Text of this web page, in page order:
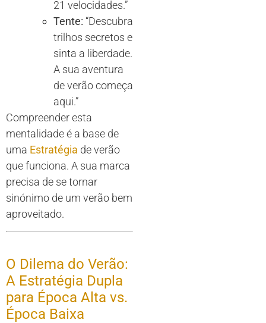
21 velocidades.”
Tente: “Descubra
trilhos secretos e
sinta a liberdade.
A sua aventura
de verão começa
aqui.”
Compreender esta
mentalidade é a base de
uma Estratégia de verão
que funciona. A sua marca
precisa de se tornar
sinónimo de um verão bem
aproveitado.
O Dilema do Verão:
A Estratégia Dupla
para Época Alta vs.
Época Baixa